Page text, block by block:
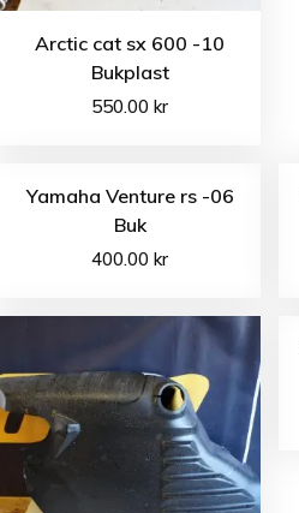
Arctic cat sx 600 -10
Bukplast
550.00kr
Yamaha Venture rs -06
Buk
400.00kr